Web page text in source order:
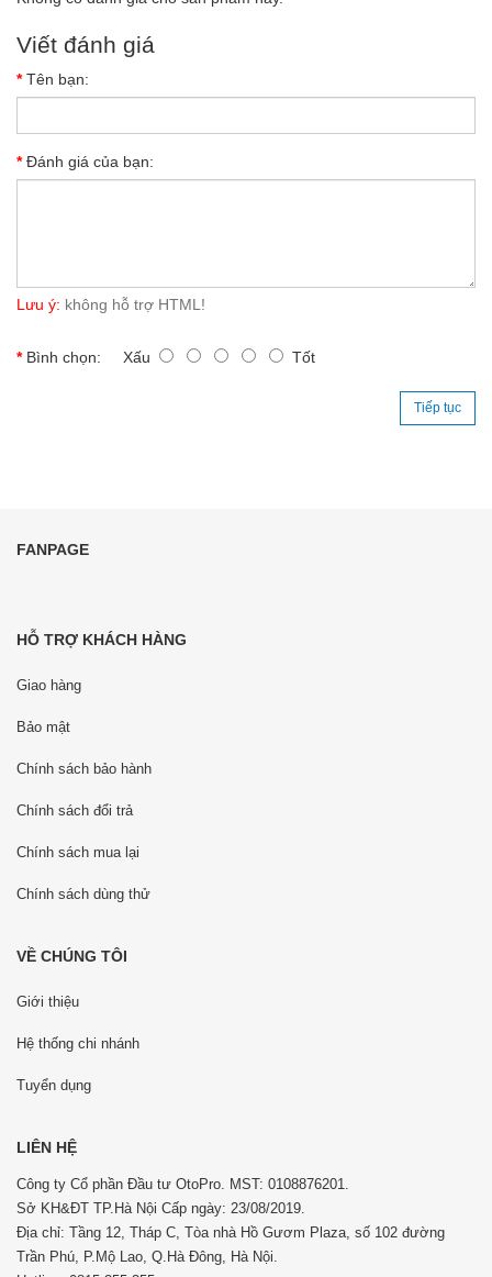
Viết đánh giá
Tên bạn:
Đánh giá của bạn:
Lưu ý: không hỗ trợ HTML!
Bình chọn: Xấu Tốt
Tiếp tục
FANPAGE
HỖ TRỢ KHÁCH HÀNG
Giao hàng
Bảo mật
Chính sách bảo hành
Chính sách đổi trả
Chính sách mua lại
Chính sách dùng thử
VỀ CHÚNG TÔI
Giới thiệu
Hệ thống chi nhánh
Tuyển dụng
LIÊN HỆ
Công ty Cổ phần Đầu tư OtoPro. MST: 0108876201.
Sở KH&ĐT TP.Hà Nội Cấp ngày: 23/08/2019.
Địa chỉ: Tầng 12, Tháp C, Tòa nhà Hồ Gươm Plaza, số 102 đường
Trần Phú, P.Mộ Lao, Q.Hà Đông, Hà Nội.